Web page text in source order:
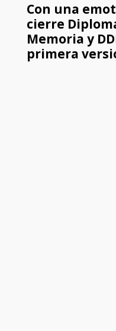
Con una
cierre
Memoria y
primera